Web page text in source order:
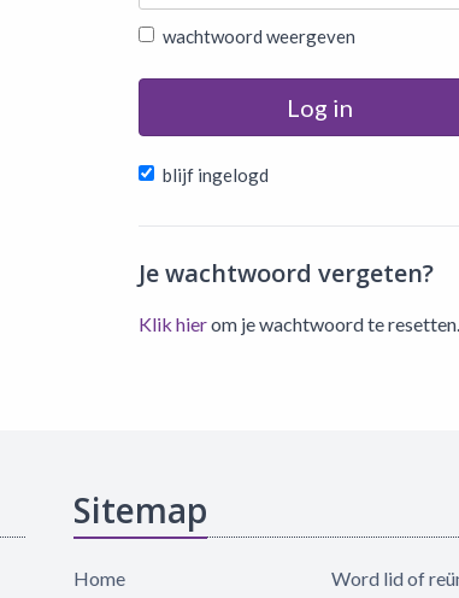
wachtwoord weergeven
Log in
blijf ingelogd
Je wachtwoord vergeten?
Klik hierom je wachtwoord te resetten.
Sitemap
Home Word lid of